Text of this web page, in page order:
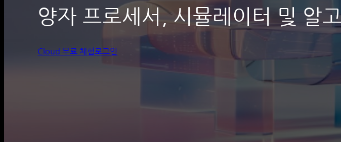
양자 프로세서, 시뮬레이터 및 알
Cloud 무료 체험로그인